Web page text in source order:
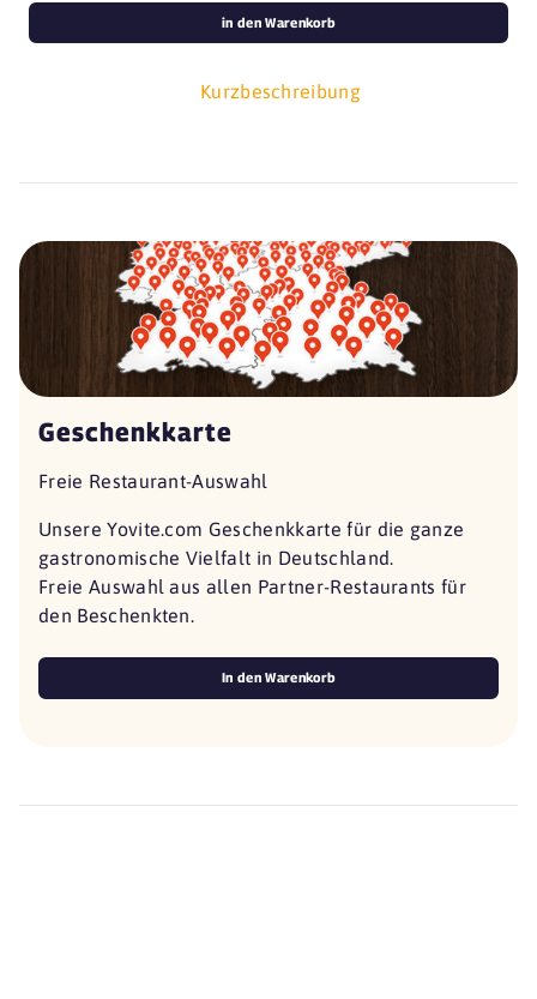
Kurzbeschreibung
in den Warenkorb
Geschenkkarte
Freie Restaurant-Auswahl
Unsere Yovite.com Geschenkkarte für die ganze
gastronomische Vielfalt in Deutschland.
Freie Auswahl aus allen Partner-Restaurants für
den Beschenkten.
In den Warenkorb